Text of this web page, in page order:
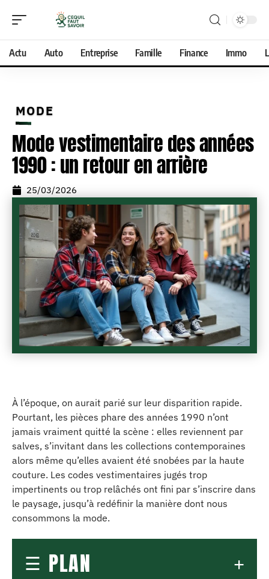
Actu Auto Entreprise Famille Finance Immo
MODE
Mode vestimentaire des années
1990 : un retour en arrière
25/03/2026
À l’époque, on aurait parié sur leur disparition rapide.
Pourtant, les pièces phare des années 1990 n’ont
jamais vraiment quitté la scène : elles reviennent par
salves, s’invitant dans les collections contemporaines
alors même qu’elles avaient été snobées par la haute
couture. Les codes vestimentaires jugés trop
impertinents ou trop relâchés ont fini par s’inscrire dans
le paysage, jusqu’à redéfinir la manière dont nous
consommons la mode.
PLAN